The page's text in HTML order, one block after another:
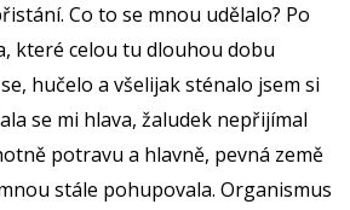
Co to se mnou udělalo? Po
které celou tu dlouhou dobu
hučelo a všelijak sténalo jsem si
se mi hlava, žaludek nepřijímal
potravu a hlavně, pevná země
stále pohupovala. Organismus